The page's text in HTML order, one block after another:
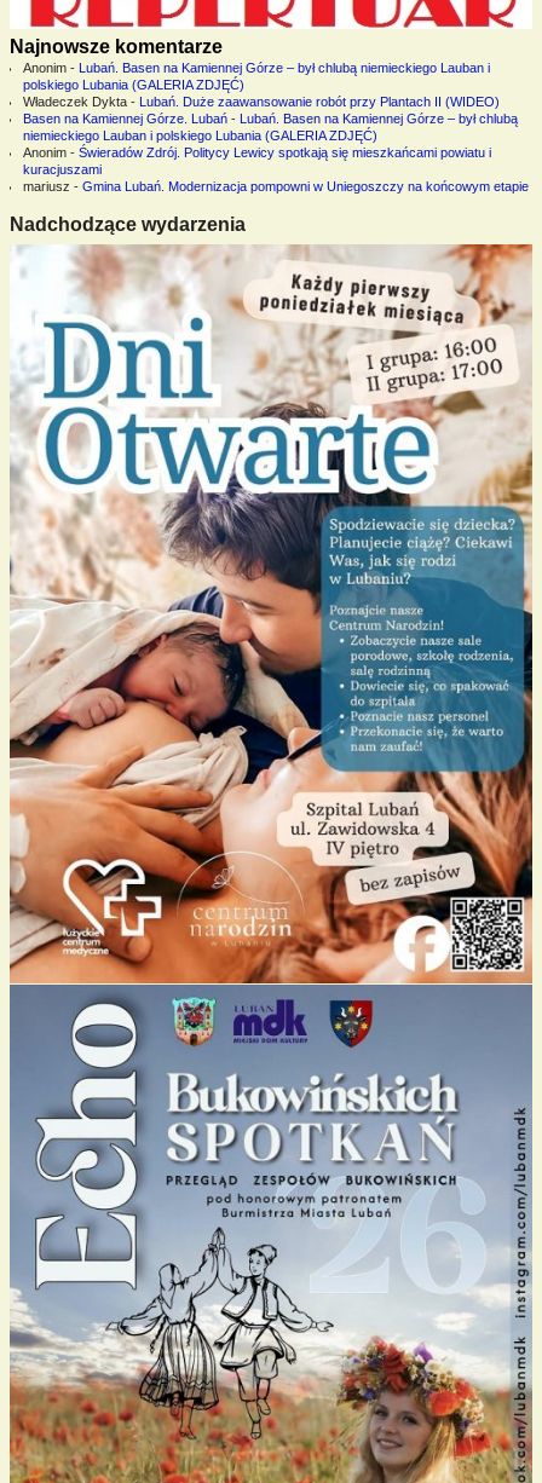
Najnowsze komentarze
Anonim-
Lubań. Basen na Kamiennej Górze – był chlubą niemieckiego Lauban i
polskiego Lubania (GALERIA ZDJĘĆ)
Władeczek Dykta-
Lubań. Duże zaawansowanie robót przy Plantach II (WIDEO)
Basen na Kamiennej Górze. Lubań-
Lubań. Basen na Kamiennej Górze – był chlubą
niemieckiego Lauban i polskiego Lubania (GALERIA ZDJĘĆ)
Anonim- Świeradów Zdrój. Politycy Lewicy spotkają się mieszkańcami powiatu i
kuracjuszami
mariusz - Gmina Lubań. Modernizacja pompowni w Uniegoszczy na końcowym etapie
Nadchodzące wydarzenia